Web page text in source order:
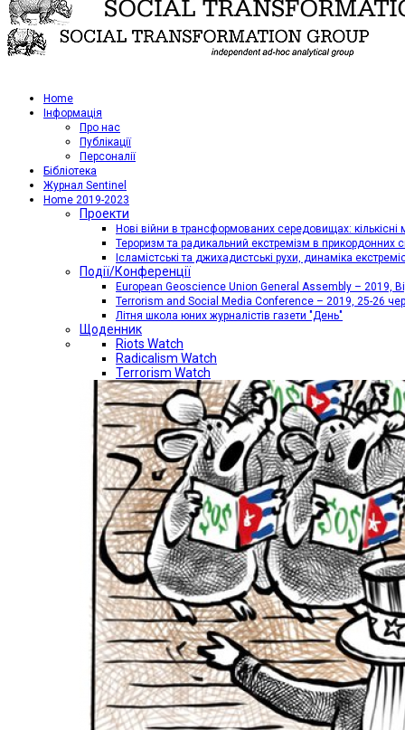
Home
Iнформація
Про нас
Публікації
Персоналії
Бібліотека
Журнал Sentinel
Home 2019-2023
Проекти
Нові війни в трансформованих середовищах: кількісні
Тероризм та радикальний екстремізм в прикордонних
Ісламістські та джихадистські рухи, динаміка
Події/Конференції
European Geoscience Union General Assembly – 2019,
Terrorism and Social Media Conference – 2019, 25-26
Літня школа юних журналістів газети "День"
Щоденник
Riots Watch
Radicalism Watch
Terrorism Watch